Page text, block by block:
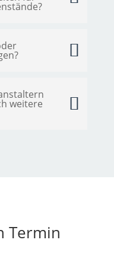
weitere
Termin